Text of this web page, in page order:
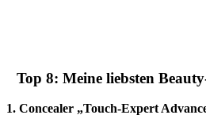
Top 8: Meine liebsten
1. Concealer „Touch-Expert